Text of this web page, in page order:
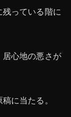
っている階に
心地の悪さが
に当たる。